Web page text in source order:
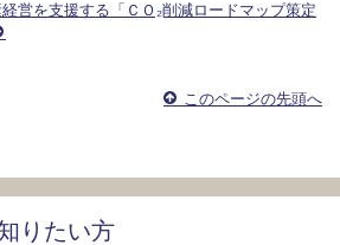
営を支援する「ＣＯ₂削減ロードマップ策定
このページの先頭へ
りたい方